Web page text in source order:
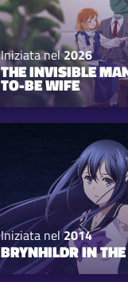
Iniziata nel2026
THE INVISIBLE
TO-BE WIFE
Iniziata nel2014
BRYNHILDR IN